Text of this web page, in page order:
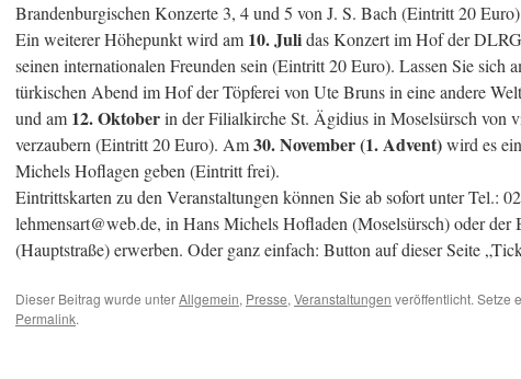
Brandenburgischen Konzerte 3, 4 und 5 von J. S. Bach (Eintritt 20
Ein weiterer Höhepunkt wird am 10. Julidas Konzert im Hof der
seinen internationalen Freunden sein (Eintritt 20 Euro). Lassen Sie sich
türkischen Abend im Hof der Töpferei von Ute Bruns in eine andere
und am 12. Oktoberin der Filialkirche St. Ägidius in Moselsürsch von
verzaubern (Eintritt 20 Euro). Am30. November (1. Advent)wird es
Michels Hoflagen geben (Eintritt frei).
Eintrittskarten zu den Veranstaltungen können Sie ab sofort unter Tel.:
lehmensart@web.de, in Hans Michels Hofladen (Moselsürsch) oder der
(Hauptstraße) erwerben. Oder ganz einfach: Button auf dieser Seite
Dieser Beitrag wurde unterAllgemein, Presse, Veranstaltungen veröffentlicht. Setze
Permalink.